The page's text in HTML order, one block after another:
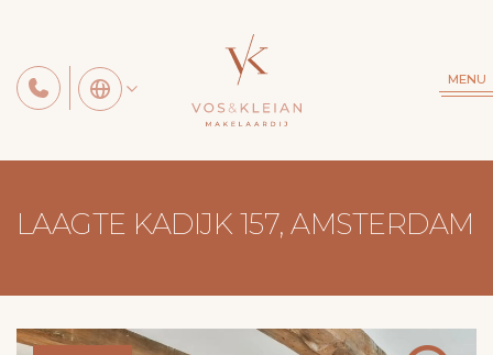
MENU
LAAGTE KADIJK 157, AMSTERDAM